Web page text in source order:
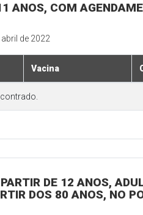
ANOS, COM
abril de 2022
Vacina
DE 12 ANOS,
DOS 80 ANOS, NO